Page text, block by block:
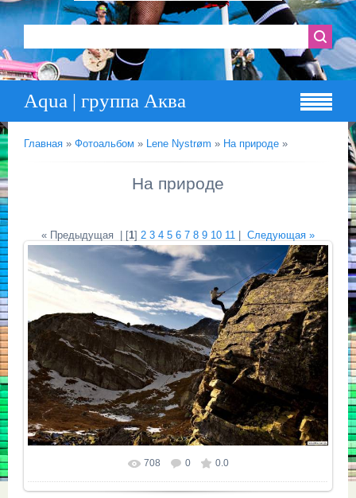
Aqua | группа Аква
Главная » Фотоальбом » Lene Nystrøm » На природе »
На природе
« Предыдущая | [1] 2 3 4 5 6 7 8 9 10 11 Следующая »
Размер фотографии: 2048x1365
708 0 0.0